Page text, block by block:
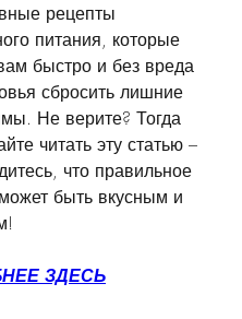
рецепты
питания, которые
быстро и без вреда
сбросить лишние
Не верите? Тогда
читать эту статью –
что правильное
быть вкусным и
ЗДЕСЬ